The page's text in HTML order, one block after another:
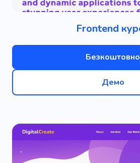
Frontend
Безкоштовно
Демо